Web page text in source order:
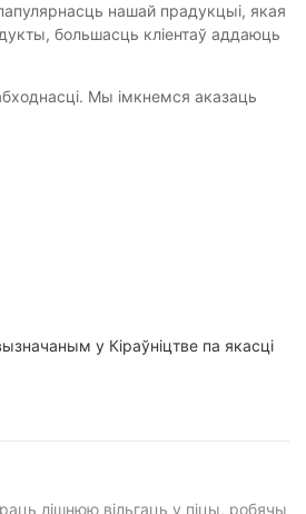
нашай прадукцыі, якая
большасць кліентаў аддаюць
Мы імкнемся аказаць
у Кіраўніцтве па якасці